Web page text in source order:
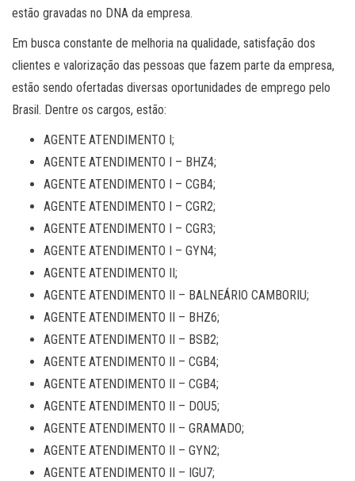
estão gravadas no DNA da empresa.
Em busca constante de melhoria na qualidade, satisfação dos
clientes e valorização das pessoas que fazem parte da empresa,
estão sendo ofertadas diversas oportunidades de emprego pelo
Brasil. Dentre os cargos, estão:
AGENTE ATENDIMENTO I;
AGENTE ATENDIMENTO I – BHZ4;
AGENTE ATENDIMENTO I – CGB4;
AGENTE ATENDIMENTO I – CGR2;
AGENTE ATENDIMENTO I – CGR3;
AGENTE ATENDIMENTO I – GYN4;
AGENTE ATENDIMENTO II;
AGENTE ATENDIMENTO II – BALNEÁRIO CAMBORIU;
AGENTE ATENDIMENTO II – BHZ6;
AGENTE ATENDIMENTO II – BSB2;
AGENTE ATENDIMENTO II – CGB4;
AGENTE ATENDIMENTO II – CGB4;
AGENTE ATENDIMENTO II – DOU5;
AGENTE ATENDIMENTO II – GRAMADO;
AGENTE ATENDIMENTO II – GYN2;
AGENTE ATENDIMENTO II – IGU7;